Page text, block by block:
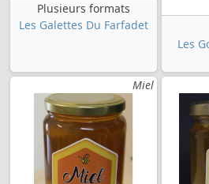
Plusieurs formats
Les Galettes Du Farfadet
Les
Miel